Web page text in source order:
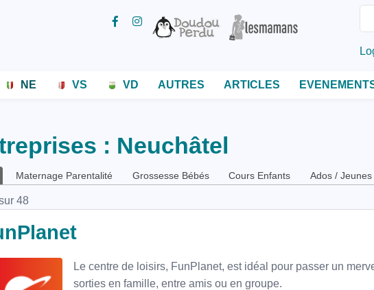
NE VS VD AUTRES ARTICLES
: Neuchâtel
Maternage Parentalité Grossesse Bébés Cours Enfants Ados / Jeunes
48
Le centre de loisirs, FunPlanet, est idéal pour passer un
sorties en famille, entre amis ou en groupe.